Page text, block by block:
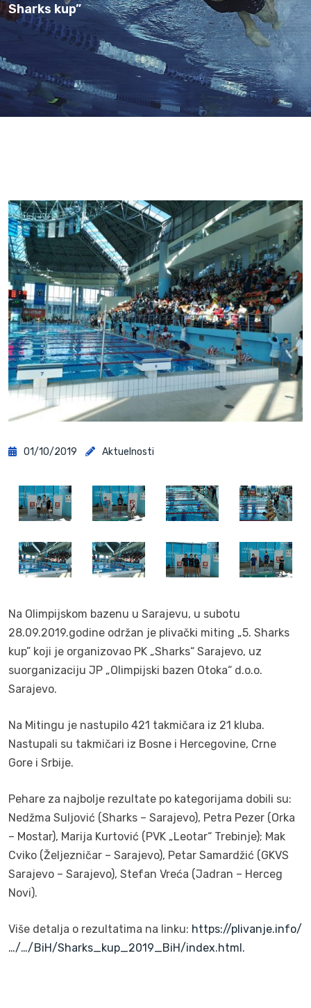
Sharks kup”
01/10/2019 Aktuelnosti
Na Olimpijskom bazenu u Sarajevu, u subotu
28.09.2019.godine održan je plivački miting „5. Sharks
kup” koji je organizovao PK „Sharks“ Sarajevo, uz
suorganizaciju JP „Olimpijski bazen Otoka“ d.o.o.
Sarajevo.
Na Mitingu je nastupilo 421 takmičara iz 21 kluba.
Nastupali su takmičari iz Bosne i Hercegovine, Crne
Gore i Srbije.
Pehare za najbolje rezultate po kategorijama dobili su:
Nedžma Suljović (Sharks – Sarajevo), Petra Pezer (Orka
– Mostar), Marija Kurtović (PVK „Leotar“ Trebinje); Mak
Cviko (Željezničar – Sarajevo), Petar Samardžić (GKVS
Sarajevo – Sarajevo), Stefan Vreća (Jadran – Herceg
Novi).
Više detalja o rezultatima na linku: https://plivanje.info/
…/…/BiH/Sharks_kup_2019_BiH/index.html.